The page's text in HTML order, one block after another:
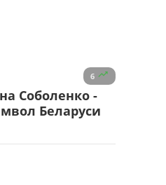
6 
Соболенко -
Беларуси